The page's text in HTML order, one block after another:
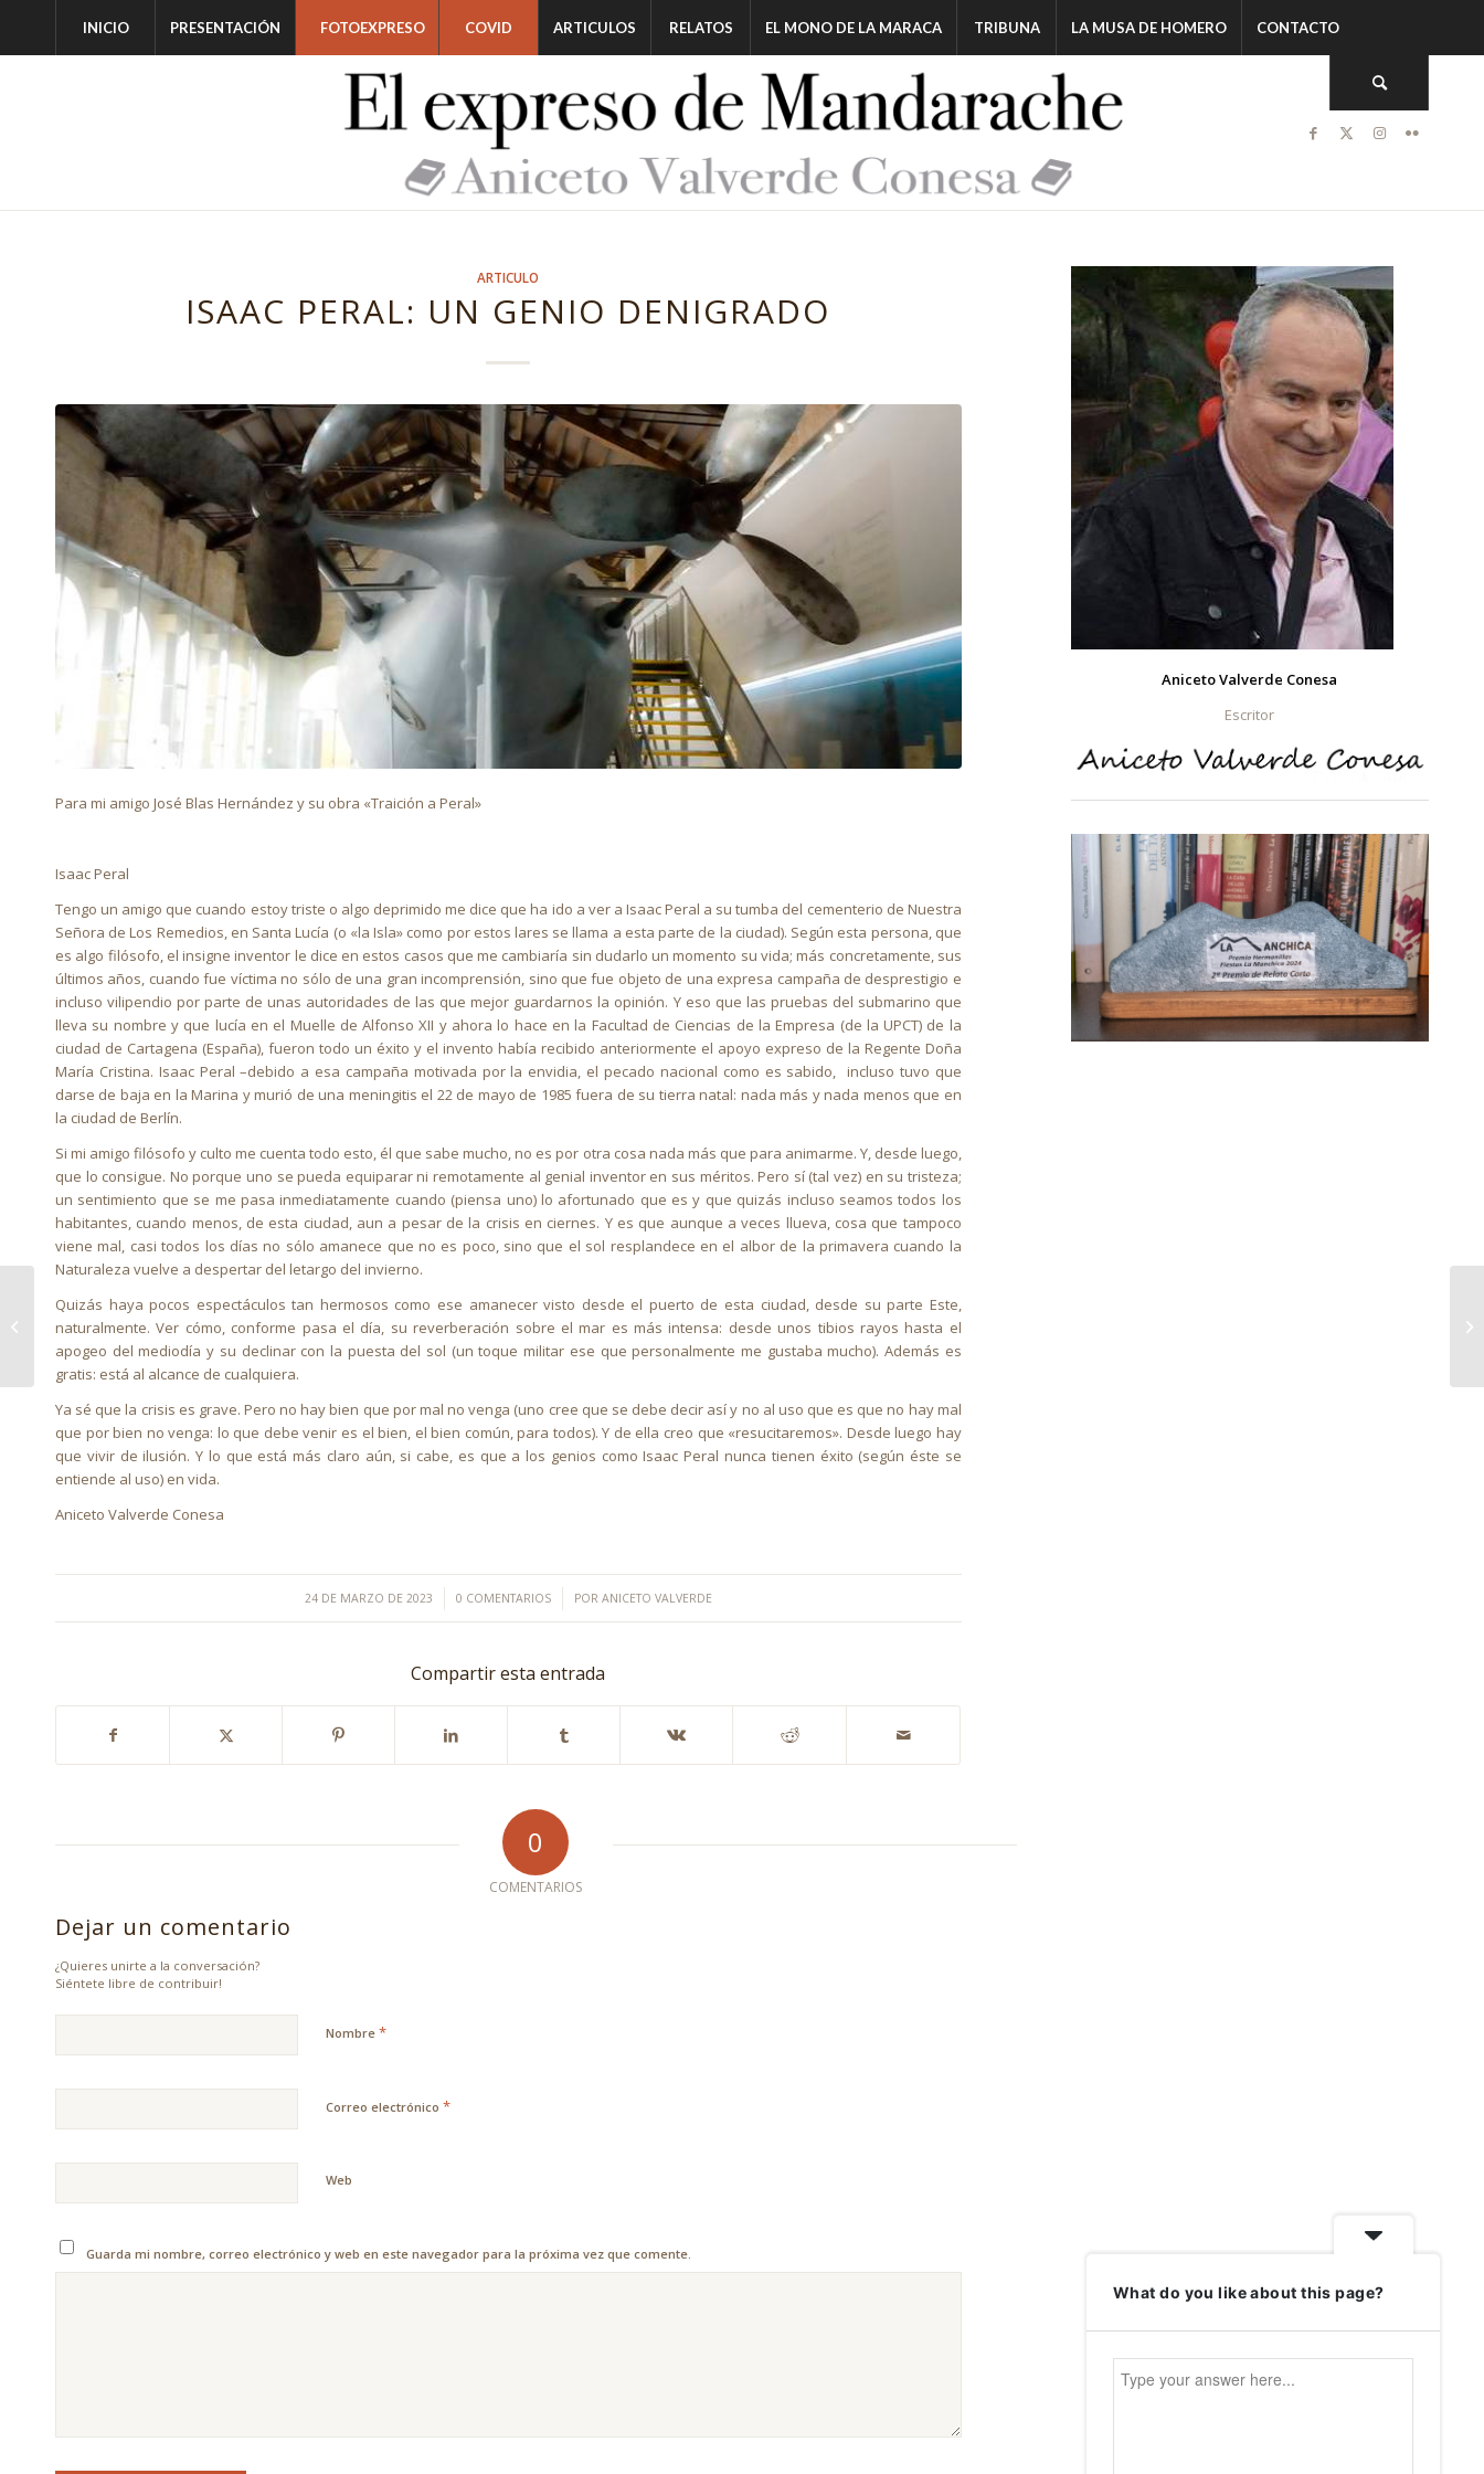
INICIO PRESENTACIÓN FOTOEXPRESO COVID ARTICULOS RELATOS EL MONO DE LA MARACA TRIBUNA LA MUSA DE HOMERO CONTACTO
ARTICULO
ISAAC PERAL: UN GENIO DENIGRADO
Para mi amigo José Blas Hernández y su obra «Traición a Peral»
Isaac Peral
Tengo un amigo que cuando estoy triste o algo deprimido me dice que ha ido a ver a Isaac Peral a su tumba del cementerio de Nuestra
Señora de Los Remedios, en Santa Lucía (o «la Isla» como por estos lares se llama a esta parte de la ciudad). Según esta persona, que
es algo filósofo, el insigne inventor le dice en estos casos que me cambiaría sin dudarlo un momento su vida; más concretamente, sus
últimos años, cuando fue víctima no sólo de una gran incomprensión, sino que fue objeto de una expresa campaña de desprestigio e
incluso vilipendio por parte de unas autoridades de las que mejor guardarnos la opinión. Y eso que las pruebas del submarino que
lleva su nombre y que lucía en el Muelle de Alfonso XII y ahora lo hace en la Facultad de Ciencias de la Empresa (de la UPCT) de la
ciudad de Cartagena (España), fueron todo un éxito y el invento había recibido anteriormente el apoyo expreso de la Regente Doña
María Cristina. Isaac Peral –debido a esa campaña motivada por la envidia, el pecado nacional como es sabido, incluso tuvo que
darse de baja en la Marina y murió de una meningitis el 22 de mayo de 1985 fuera de su tierra natal: nada más y nada menos que en
la ciudad de Berlín.
Si mi amigo filósofo y culto me cuenta todo esto, él que sabe mucho, no es por otra cosa nada más que para animarme. Y, desde luego,
que lo consigue. No porque uno se pueda equiparar ni remotamente al genial inventor en sus méritos. Pero sí (tal vez) en su tristeza;
un sentimiento que se me pasa inmediatamente cuando (piensa uno) lo afortunado que es y que quizás incluso seamos todos los
habitantes, cuando menos, de esta ciudad, aun a pesar de la crisis en ciernes. Y es que aunque a veces llueva, cosa que tampoco
viene mal, casi todos los días no sólo amanece que no es poco, sino que el sol resplandece en el albor de la primavera cuando la
Naturaleza vuelve a despertar del letargo del invierno.
Quizás haya pocos espectáculos tan hermosos como ese amanecer visto desde el puerto de esta ciudad, desde su parte Este,
naturalmente. Ver cómo, conforme pasa el día, su reverberación sobre el mar es más intensa: desde unos tibios rayos hasta el
apogeo del mediodía y su declinar con la puesta del sol (un toque militar ese que personalmente me gustaba mucho). Además es
gratis: está al alcance de cualquiera.
Ya sé que la crisis es grave. Pero no hay bien que por mal no venga (uno cree que se debe decir así y no al uso que es que no hay mal
que por bien no venga: lo que debe venir es el bien, el bien común, para todos). Y de ella creo que «resucitaremos». Desde luego hay
que vivir de ilusión. Y lo que está más claro aún, si cabe, es que a los genios como Isaac Peral nunca tienen éxito (según éste se
entiende al uso) en vida.
Aniceto Valverde Conesa
24 DE MARZO DE 2023
/ 0 COMENTARIOS
/ POR ANICETO VALVERDE
Compartir esta entrada
0
COMENTARIOS
Dejar un comentario
¿Quieres unirte a la conversación?
Siéntete libre de contribuir!
Nombre *
Correo electrónico *
Web
Guarda mi nombre, correo electrónico y web en este navegador para la próxima vez que comente.
Aniceto Valverde Conesa
Escritor
LA CARTA DE LA
SEMANA
What do you like about this page?